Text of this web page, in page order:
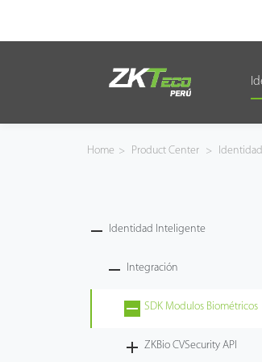
Control de Entrada
Home > Product Center >
Identidad Inteligente
Integración
SDK Modulos Biométricos
ZKBio CVSecurity API